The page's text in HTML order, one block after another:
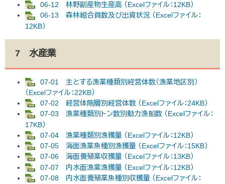
06-12 林野副産物生産高 （Excelファイル：12KB）
06-13 森林組合員数及び出資状況 （Excelファイル：
12KB）
7 水産業
07-01 主とする漁業種類別経営体数（漁業地区別）
（Excelファイル：22KB）
07-02 経営体階層別経営体数 （Excelファイル：24KB）
07-03 漁業種類別トン数別動力漁船数 （Excelファイル：
17KB）
07-04 漁業種類別漁獲量 （Excelファイル：12KB）
07-05 海面漁業魚種別漁獲量 （Excelファイル：15KB）
07-06 海面養殖業収獲量 （Excelファイル：13KB）
07-07 内水面漁業漁獲量 （Excelファイル：12KB）
07-08 内水面養殖業魚種別収獲量 （Excelファイル：